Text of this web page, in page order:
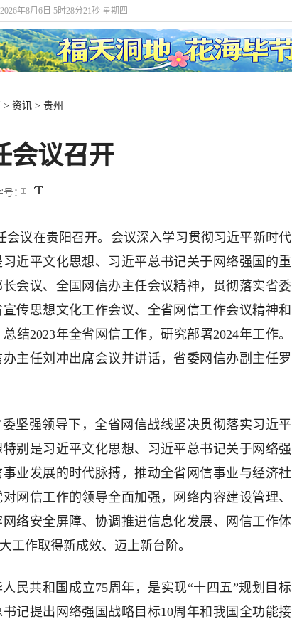
2026年8月6日 5时28分21秒 星期四
> 资讯 > 贵州
会议召开
号：
会议在贵阳召开。会议深入学习贯彻习近平新时代
近平文化思想、习近平总书记关于网络强国的重
会议、全国网信办主任会议精神，贯彻落实省委
传思想文化工作会议、全省网信工作会议精神和
结2023年全省网信工作，研究部署2024年工作。
主任刘冲出席会议并讲话，省委网信办副主任罗
坚强领导下，全省网信战线坚决贯彻落实习近平
别是习近平文化思想、习近平总书记关于网络强
业发展的时代脉搏，推动全省网信事业与经济社
网信工作的领导全面加强，网络内容建设管理、
络安全屏障、协调推进信息化发展、网信工作体
工作取得新成效、迈上新台阶。
民共和国成立75周年，是实现“十四五”规划目标
记提出网络强国战略目标10周年和我国全功能接